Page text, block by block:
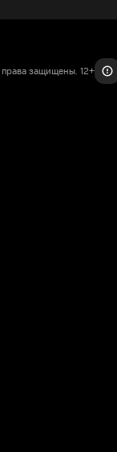
защищены. 12+